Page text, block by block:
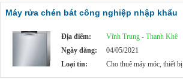
Máy rửa chén bát công nghiệp nhập khẩu
Địa điểm:
Vĩnh Trung - Thanh Khê
Ngày đăng:
04/05/2021
Loại tin:
Cho thuê máy móc, thiết bị